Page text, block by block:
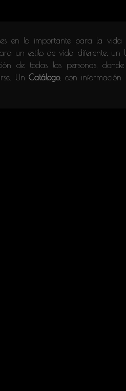
en lo importante para la vida
un estilo de vida diferente,
de todas las personas,
UnCatálogo, con